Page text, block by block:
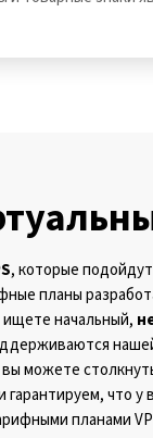
, которые
планы
начальный,
можете
что
планами